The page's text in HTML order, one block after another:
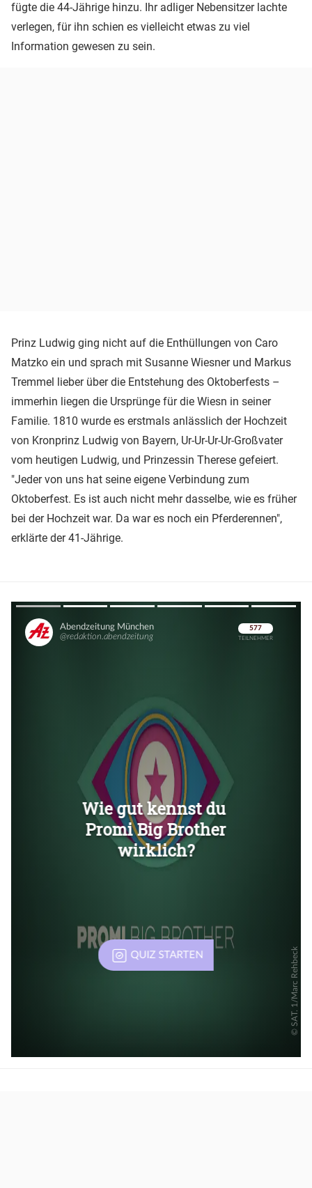
fügte die 44-Jährige hinzu. Ihr adliger Nebensitzer lachte
verlegen, für ihn schien es vielleicht etwas zu viel
Information gewesen zu sein.
Prinz Ludwig ging nicht auf die Enthüllungen von Caro
Matzko ein und sprach mit Susanne Wiesner und Markus
Tremmel lieber über die Entstehung des Oktoberfests –
immerhin liegen die Ursprünge für die Wiesn in seiner
Familie. 1810 wurde es erstmals anlässlich der Hochzeit
von Kronprinz Ludwig von Bayern, Ur-Ur-Ur-Ur-Großvater
vom heutigen Ludwig, und Prinzessin Therese gefeiert.
"Jeder von uns hat seine eigene Verbindung zum
Oktoberfest. Es ist auch nicht mehr dasselbe, wie es früher
bei der Hochzeit war. Da war es noch ein Pferderennen",
erklärte der 41-Jährige.
Überspringen
Überspringen